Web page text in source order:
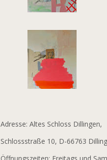
Adresse: Altes Schloss Dillingen,
Schlossstraße 10, D-66763
Öffnungszeiten: Freitags und